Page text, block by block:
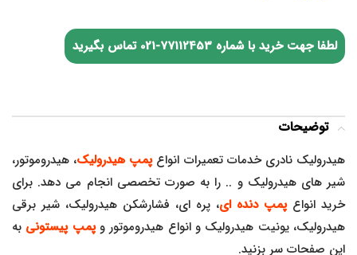
لطفا جهت خرید با شماره 77112453-021 تماس بگیرید
توضیحات
هیدرولیک نادری خدمات تعمیرات انواعپمپ هیدرولیک، هیدروموتور،
شیر های هیدرولیک و .. را به صورت تخصصی انجام می دهد. برای
خرید انواعپمپ دنده ای، پره ای، فشارشکن هیدرولیک، شیر برقی
هیدرولیک، یونیت هیدرولیک و انواع هیدروموتور وپمپ پیستونی به
این صفحات سر بزنید.